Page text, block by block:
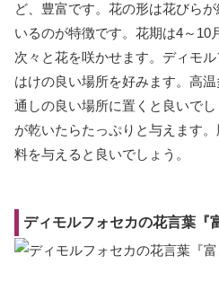
ど、豊富です。花の形は花びら
いるのが特徴です。花期は4～10
次々と花を咲かせます。ディモ
はけの良い場所を好みます。高
通しの良い場所に置くと良いで
が乾いたらたっぷりと与えます
料を与えると良いでしょう。
ディモルフォセカの花言葉『